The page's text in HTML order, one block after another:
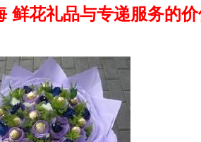
鲜花礼品与专递服务的